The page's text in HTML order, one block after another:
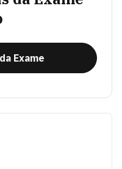
Exame